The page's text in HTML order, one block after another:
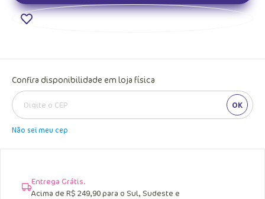
Confira disponibilidade em loja física
OK
Não sei meu cep
Entrega Grátis.
Acima de R$ 249,90 para o Sul, Sudeste e